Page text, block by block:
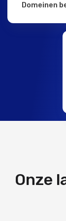
Domeinen
Onze